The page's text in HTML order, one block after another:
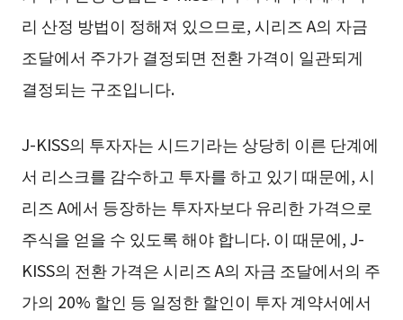
리 산정 방법이 정해져 있으므로, 시리즈 A의 자금
조달에서 주가가 결정되면 전환 가격이 일관되게
결정되는 구조입니다.
J-KISS의 투자자는 시드기라는 상당히 이른 단계에
서 리스크를 감수하고 투자를 하고 있기 때문에, 시
리즈 A에서 등장하는 투자자보다 유리한 가격으로
주식을 얻을 수 있도록 해야 합니다. 이 때문에, J-
KISS의 전환 가격은 시리즈 A의 자금 조달에서의 주
가의 20% 할인 등 일정한 할인이 투자 계약서에서